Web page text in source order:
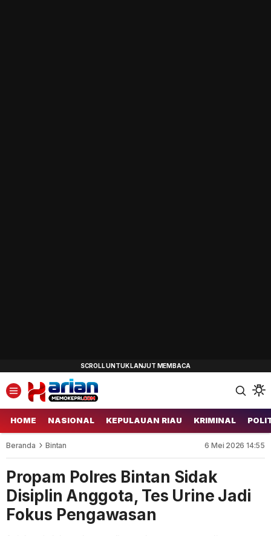
HOME NASIONAL KEPULAUAN RIAU KRIMINAL
Beranda Bintan 6 Mei 2026 14:55
Propam Polres Bintan Sidak
Disiplin Anggota, Tes Urine Jadi
Fokus Pengawasan